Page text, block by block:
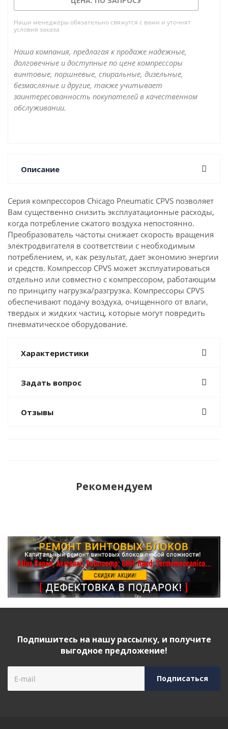
нагрузка/разгрузка. Компрессоры CPVS
обеспечивают подачу воздуха, очищенного от
влаги, твердых и жидких частиц, которые могут
Наши менеджеры обязательно свяжутся с вами и уточнят
условия заказа
Наша компания, предлагая к продаже надежные,
долговечные и доступные по цене компрессоры
винтовые, поршневые, спиральные, дизельные,
безмасляные и другие, также учитывает
заинтересованность покупателей в качественном
обслуживании.
Описание
Серия компрессоров Chicago Pneumatic CPVS позволяет
Вам существенно снизить эксплуатационные расходы,
когда потребление сжатого воздуха непостоянно.
Преобразователь частоты снижает скорость вращения
электродвигателя в соответствии с необходимым
потреблением, и, как результат, дает экономию энергии
и средств. Компрессор CPVS может эксплуатироваться
отдельно или совместно с компрессором, работающим
по принципу нагрузка/разгрузка. Компрессоры CPVS
обеспечивают подачу воздуха, очищенного от влаги,
твердых и жидких частиц, которые могут повредить
пневматическое оборудование.
Характеристики
Задать вопрос
Отзывы
Рекомендуем
Подпишитесь на нашу рассылку, и получите
выгодное предложение!